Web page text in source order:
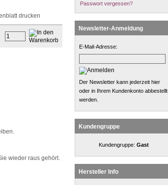
wieder raus gehört.
Passwort vergessen?
Newsletter-Anmeldung
E-Mail-Adresse:
Der Newsletter kann jederzeit hier
oder in Ihrem Kundenkonto abbestellt
werden.
Kundengruppe
Kundengruppe: Gast
Hersteller Info